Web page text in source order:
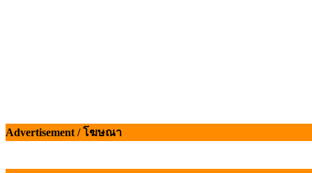
Advertisement / โฆษณา